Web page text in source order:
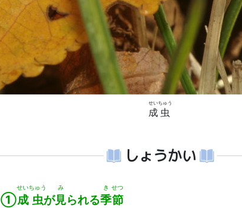
成
せい
虫
ちゅう
しょうかい
①成
せい
虫
ちゅう
が見
み
られる季
き
節
せつ